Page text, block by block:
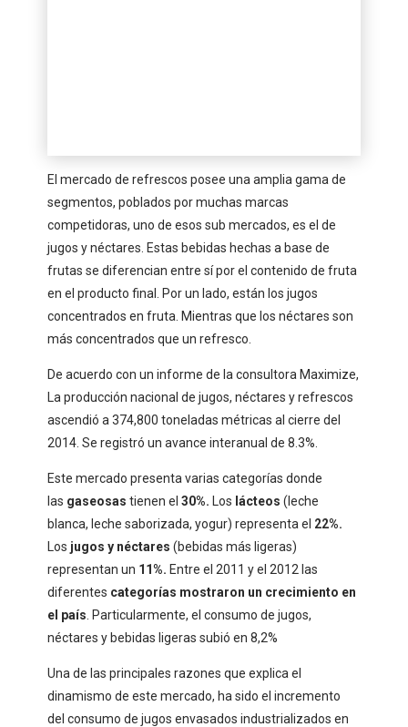
El mercado de refrescos posee una amplia gama de
segmentos, poblados por muchas marcas
competidoras, uno de esos sub mercados, es el de
jugos y néctares. Estas bebidas hechas a base de
frutas se diferencian entre sí por el contenido de fruta
en el producto final. Por un lado, están los jugos
concentrados en fruta. Mientras que los néctares son
más concentrados que un refresco.
De acuerdo con un informe de la consultora Maximize,
La producción nacional de jugos, néctares y refrescos
ascendió a 374,800 toneladas métricas al cierre del
2014. Se registró un avance interanual de 8.3%.
Este mercado presenta varias categorías donde
las gaseosas tienen el30%. Los lácteos (leche
blanca, leche saborizada, yogur) representa el 22%.
Los jugos y néctares (bebidas más ligeras)
representan un 11%. Entre el 2011 y el 2012 las
diferentes categorías mostraron un crecimiento en
el país . Particularmente, el consumo de jugos,
néctares y bebidas ligeras subió en 8,2%
Una de las principales razones que explica el
dinamismo de este mercado, ha sido el incremento
del consumo de jugos envasados industrializados en